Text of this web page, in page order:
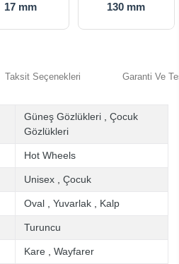
17 mm 130 mm
Taksit Seçenekleri Garanti Ve
Güneş Gözlükleri
Çocuk
Gözlükleri
Hot Wheels
Unisex Çocuk
Oval Yuvarlak Kalp
Turuncu
Kare Wayfarer